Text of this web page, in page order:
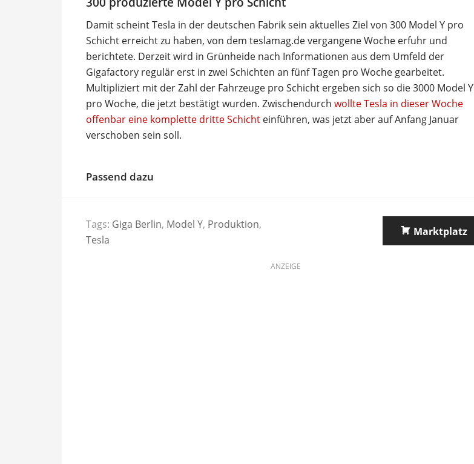
Damit scheint Tesla in der deutschen Fabrik sein aktuelles Ziel von 300 Model Y pro
Schicht erreicht zu haben, von dem teslamag.de vergangene Woche erfuhr und
berichtete. Derzeit wird in Grünheide nach Informationen aus dem Umfeld der
Gigafactory regulär erst in zwei Schichten an fünf Tagen pro Woche gearbeitet.
Multipliziert mit der Zahl der Fahrzeuge pro Schicht ergeben sich so die 3000 Model Y
pro Woche, die jetzt bestätigt wurden. Zwischendurch wollte Tesla in dieser Woche
offenbar eine komplette dritte Schicht einführen, was jetzt aber auf Anfang Januar
verschoben sein soll.
Passend dazu
Tags: Giga Berlin, Model Y, Produktion,
Tesla
Marktplatz
ANZEIGE